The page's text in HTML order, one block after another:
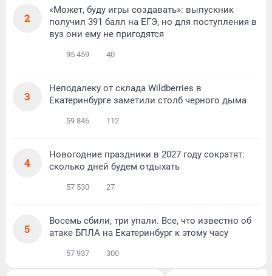
2
«Может, буду игры создавать»: выпускник
получил 391 балл на ЕГЭ, но для поступления в
вуз они ему не пригодятся
95 459 40
3
Неподалеку от склада Wildberries в
Екатеринбурге заметили столб черного дыма
59 846 112
4
Новогодние праздники в 2027 году сократят:
сколько дней будем отдыхать
57 530 27
5
Восемь сбили, три упали. Все, что известно об
атаке БПЛА на Екатеринбург к этому часу
57 937 300